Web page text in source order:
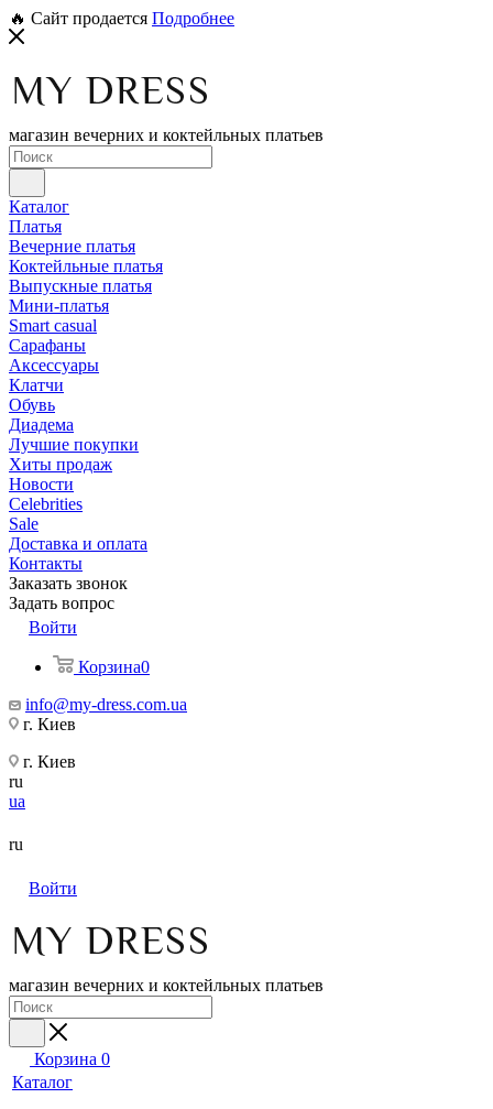
🔥 Сайт продается Подробнее
магазин вечерних и коктейльных платьев
Каталог
Платья
Вечерние платья
Коктейльные платья
Выпускные платья
Мини-платья
Smart casual
Сарафаны
Аксессуары
Клатчи
Обувь
Диадема
Лучшие покупки
Хиты продаж
Новости
Celebrities
Sale
Доставка и оплата
Контакты
Заказать звонок
Задать вопрос
Войти
Корзина0
info@my-dress.com.ua
г. Киев
г. Киев
ru
ua
ru
Войти
магазин вечерних и коктейльных платьев
Корзина 0
Каталог